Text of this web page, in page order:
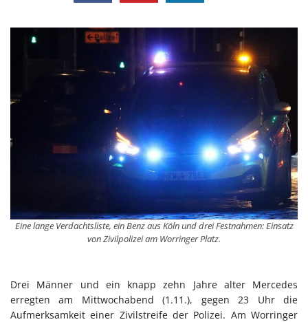
Eine lange Verdachtsliste, ein Benz aus Köln und drei Festnahmen: Einsatz
von Zivilpolizei am Worringer Platz.
Drei Männer und ein knapp zehn Jahre alter Mercedes
erregten am Mittwochabend (1.11.), gegen 23 Uhr die
Aufmerksamkeit einer Zivilstreife der Polizei. Am Worringer